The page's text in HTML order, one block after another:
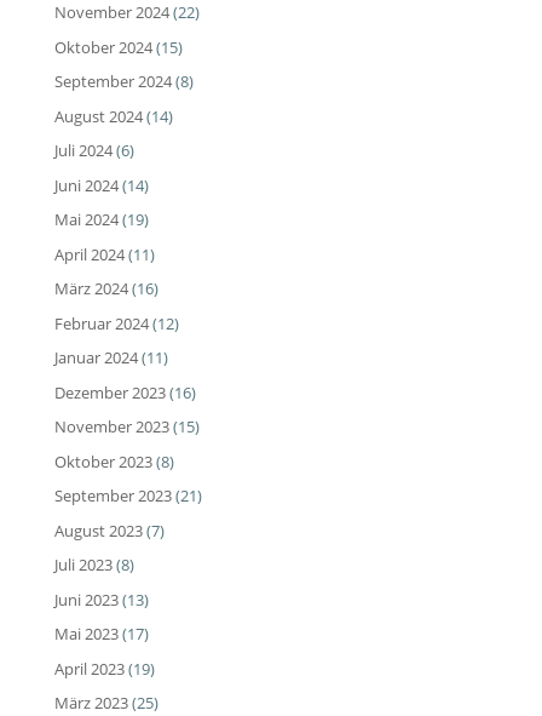
November 2024(22)
Oktober 2024(15)
September 2024(8)
August 2024(14)
Juli 2024(6)
Juni 2024(14)
Mai 2024(19)
April 2024(11)
März 2024(16)
Februar 2024(12)
Januar 2024(11)
Dezember 2023(16)
November 2023(15)
Oktober 2023(8)
September 2023(21)
August 2023(7)
Juli 2023(8)
Juni 2023(13)
Mai 2023(17)
April 2023(19)
März 2023(25)